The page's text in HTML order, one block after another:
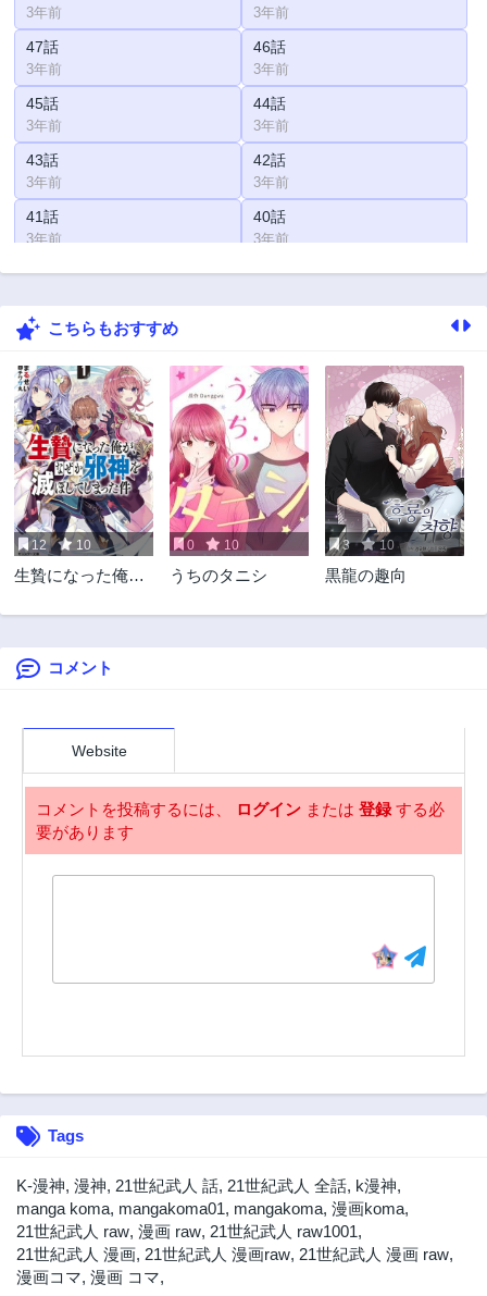
3年前 3年前
47話
3年前
46話
3年前
45話
3年前
44話
3年前
43話
3年前
42話
3年前
41話
3年前
40話
3年前
39話 38話
37話
35話
3年前
34話
3年前
33話
3年前
32話
3年前
31話
3年前
30話
3年前
29話
3年前
28話
3年前
27話 26話
25話
23話
3年前 3年前
19話
9話
3年前
8話
7話 6話
3年前
5話
3年前
4話
3年前
3話
こちらもおすすめ
12 10
生贄になった俺
滅ぼしてしまった
0 10
うちのタニシ
3 10
黒龍の趣向
コメント
Website
コメントを投稿するには、 ログイン または 登録する必
要があります
Tags
K-漫神, 漫神, 21世紀武人 話, 21世紀武人 全話, k漫神,
manga koma, mangakoma01, mangakoma, 漫画koma,
21世紀武人 raw, 漫画 raw, 21世紀武人 raw1001,
21世紀武人 漫画, 21世紀武人 漫画raw, 21世紀武人 漫画 raw,
漫画コマ, 漫画 コマ,